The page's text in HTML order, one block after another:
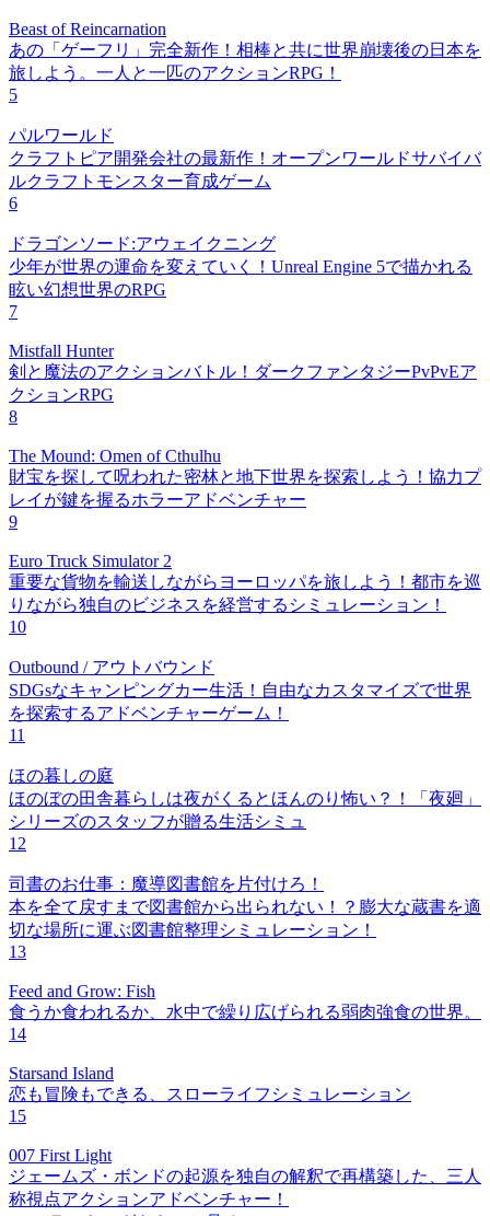
Beast of Reincarnation
あの「ゲーフリ」完全新作！相棒と共に世界崩壊後の日本を
旅しよう。一人と一匹のアクションRPG！
5
パルワールド
クラフトピア開発会社の最新作！オープンワールドサバイバ
ルクラフトモンスター育成ゲーム
6
ドラゴンソード:アウェイクニング
少年が世界の運命を変えていく！Unreal Engine 5で描かれる
眩い幻想世界のRPG
7
Mistfall Hunter
剣と魔法のアクションバトル！ダークファンタジーPvPvEア
クションRPG
8
The Mound: Omen of Cthulhu
財宝を探して呪われた密林と地下世界を探索しよう！協力プ
レイが鍵を握るホラーアドベンチャー
9
Euro Truck Simulator 2
重要な貨物を輸送しながらヨーロッパを旅しよう！都市を巡
りながら独自のビジネスを経営するシミュレーション！
10
Outbound / アウトバウンド
SDGsなキャンピングカー生活！自由なカスタマイズで世界
を探索するアドベンチャーゲーム！
11
ほの暮しの庭
ほのぼの田舎暮らしは夜がくるとほんのり怖い？！「夜廻」
シリーズのスタッフが贈る生活シミュ
12
司書のお仕事：魔導図書館を片付けろ！
本を全て戻すまで図書館から出られない！？膨大な蔵書を適
切な場所に運ぶ図書館整理シミュレーション！
13
Feed and Grow: Fish
食うか食われるか、水中で繰り広げられる弱肉強食の世界。
14
Starsand Island
恋も冒険もできる、スローライフシミュレーション
15
007 First Light
ジェームズ・ボンドの起源を独自の解釈で再構築した、三人
称視点アクションアドベンチャー！